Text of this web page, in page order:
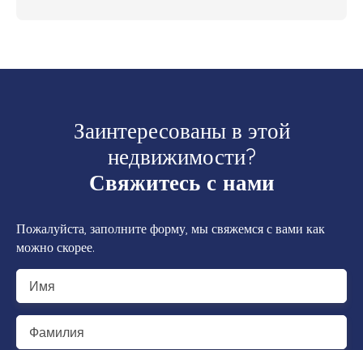
Заинтересованы в этой
недвижимости?
Свяжитесь с нами
Пожалуйста, заполните форму, мы свяжемся с вами как
можно скорее.
Имя
Фамилия